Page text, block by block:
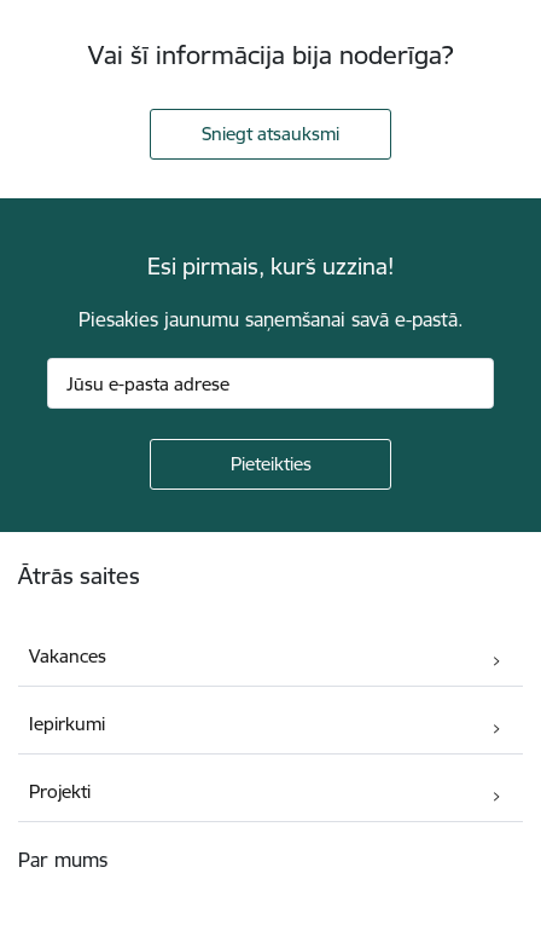
Vai šī informācija bija noderīga?
Sniegt atsauksmi
Esi pirmais, kurš uzzina!
Piesakies jaunumu saņemšanai savā e-pastā.
Ātrās saites
Vakances
Iepirkumi
Projekti
Par mums